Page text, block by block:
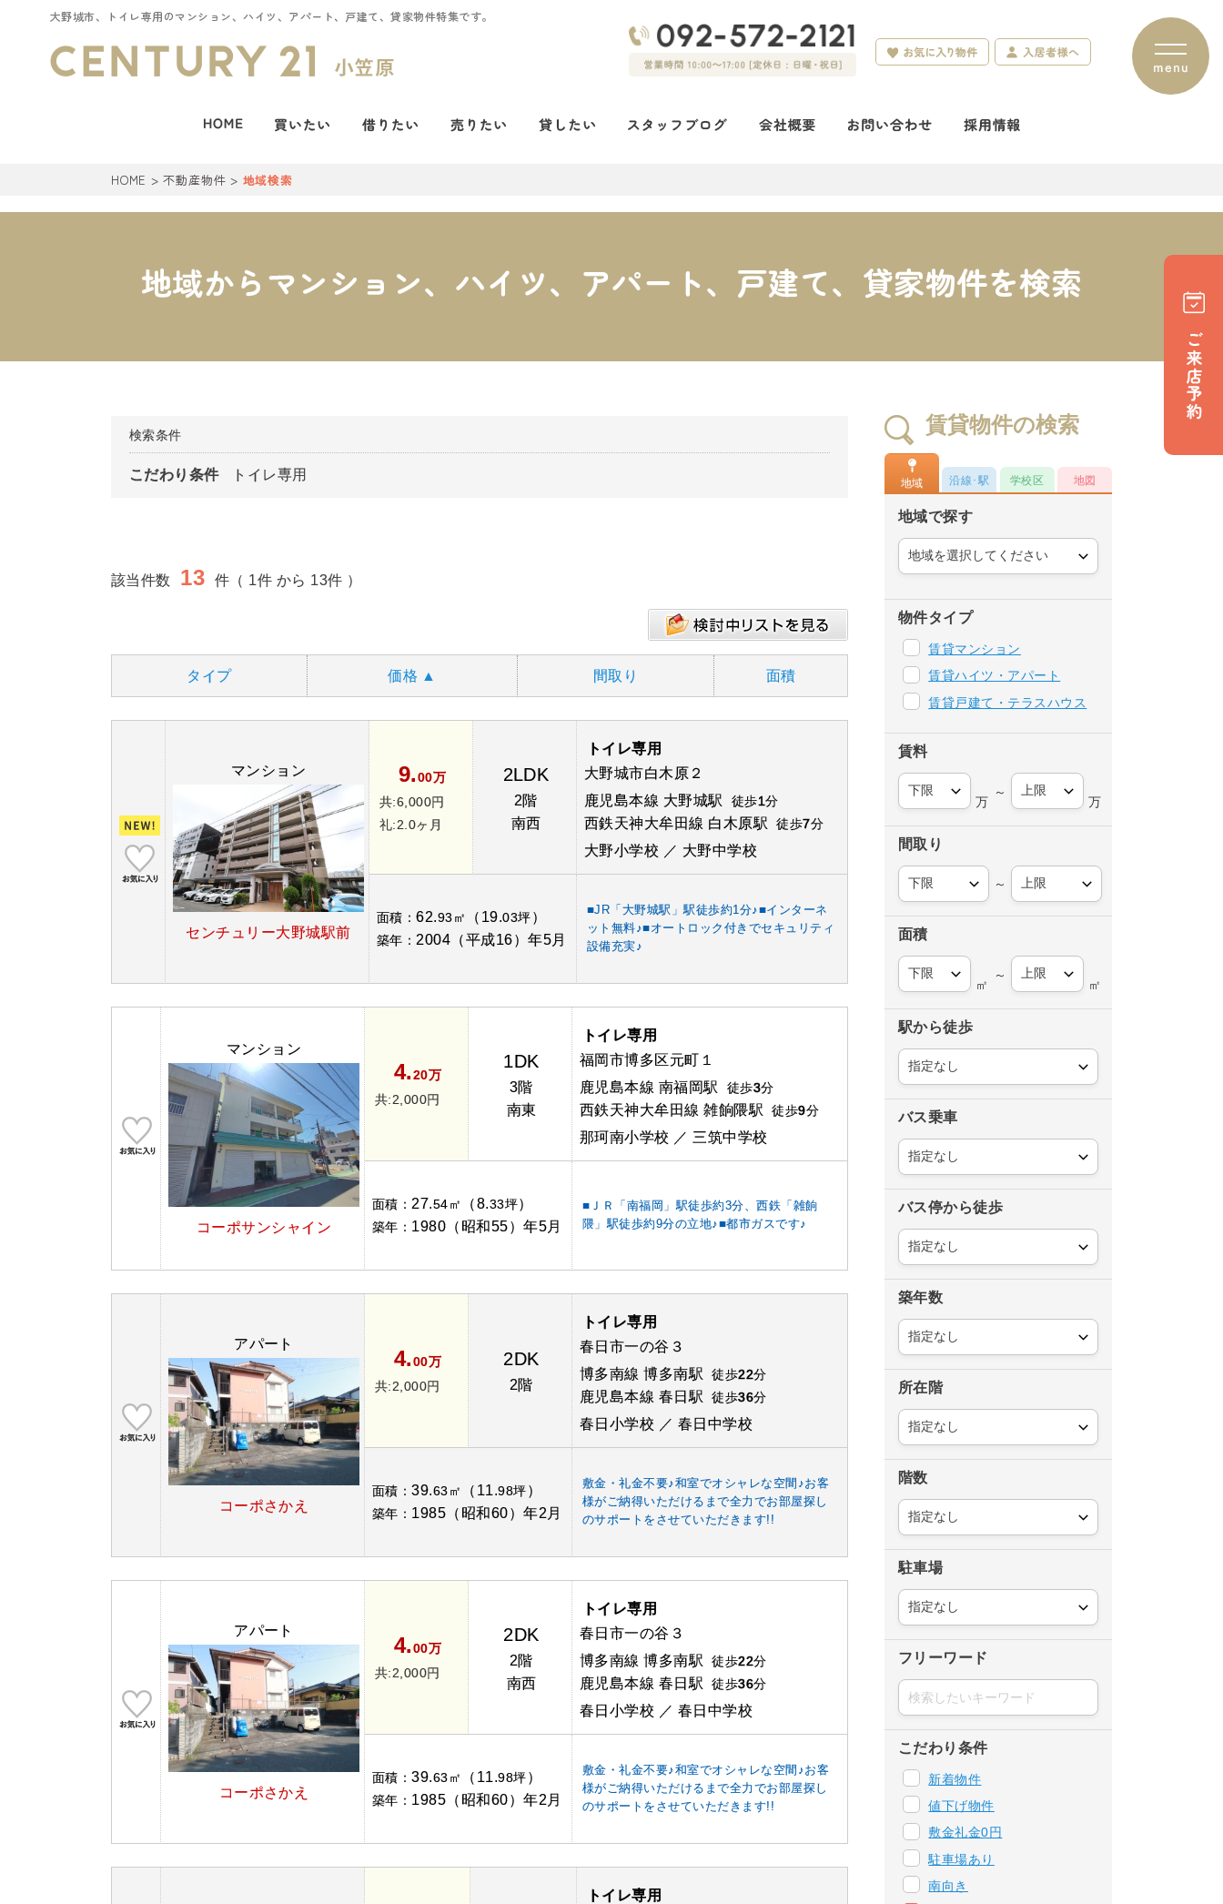
大野城市、トイレ専用のマンション、ハイツ、アパート、戸建て、貸家物件特集です。
HOME >不動産物件 > 地域検索
地域からマンション、ハイツ、アパート、戸建て、貸家物件を検索
検索条件
こだわり条件 トイレ専用
該当件数 13 件（ 1件 から 13件 ）
タイプ 価格 ▲ 間取り 面積
マンション
センチュリー大野城駅前
9.00万
共:6,000円
礼:2.0ヶ月
2LDK
2階
南西
トイレ専用
大野城市白木原２
鹿児島本線 大野城駅
徒歩1分
西鉄天神大牟田線 白木原駅 徒歩7分
大野小学校 ／ 大野中学校
面積：62.93㎡ （19.03坪）
築年： 2004（平成16）年5月
■JR「大野城駅」駅徒歩約1分♪■インターネ
ット無料♪■オートロック付きでセキュリティ
設備充実♪
マンション
コーポサンシャイン
4.20万
共:2,000円
1DK
3階
南東
トイレ専用
福岡市博多区元町１
鹿児島本線 南福岡駅
徒歩3分
西鉄天神大牟田線 雑餉隈駅 徒歩9分
那珂南小学校 ／ 三筑中学校
面積： 27.54㎡ （8.33坪）
築年： 1980（昭和55）年5月
■ＪＲ「南福岡」駅徒歩約3分、西鉄「雑餉
隈」駅徒歩約9分の立地♪■都市ガスです♪
アパート
コーポさかえ
4.00万
共:2,000円
2DK
2階
トイレ専用
春日市一の谷３
博多南線 博多南駅 徒歩22分
鹿児島本線 春日駅 徒歩36分
春日小学校 ／ 春日中学校
面積：39.63㎡ （11.98坪）
築年： 1985（昭和60）年2月
敷金・礼金不要♪和室でオシャレな空間♪お客
様がご納得いただけるまで全力でお部屋探し
のサポートをさせていただきます!!
アパート
コーポさかえ
4.00万
共:2,000円
2DK
2階
南西
トイレ専用
春日市一の谷３
博多南線 博多南駅 徒歩22分
鹿児島本線 春日駅 徒歩36分
春日小学校 ／ 春日中学校
面積：39.63㎡ （11.98坪）
築年： 1985（昭和60）年2月
敷金・礼金不要♪和室でオシャレな空間♪お客
様がご納得いただけるまで全力でお部屋探し
のサポートをさせていただきます!!
トイレ専用
賃貸物件の検索
地域 沿線･駅 学校区 地図
地域で探す
物件タイプ
賃貸マンション
賃貸ハイツ・アパート
賃貸戸建て・テラスハウス
賃料
万
～
万
間取り
～
面積
㎡
～
㎡
駅から徒歩
バス乗車
バス停から徒歩
築年数
所在階
階数
駐車場
フリーワード
こだわり条件
新着物件
値下げ物件
敷金礼金0円
駐車場あり
南向き